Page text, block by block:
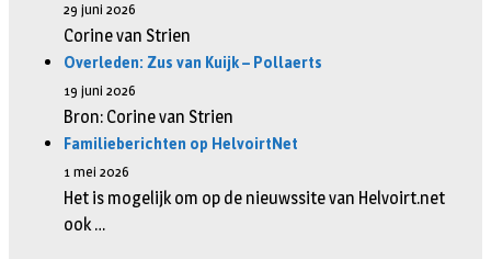
29 juni 2026
Corine van Strien
Overleden: Zus van Kuijk – Pollaerts
19 juni 2026
Bron: Corine van Strien
Familieberichten op HelvoirtNet
1 mei 2026
Het is mogelijk om op de nieuwssite van Helvoirt.net
ook …